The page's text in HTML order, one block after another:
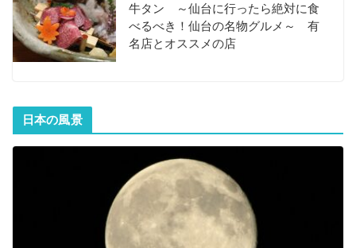
牛タン ～仙台に行ったら絶対に食
べるべき！仙台の名物グルメ～ 有
名店とオススメの店
日本の風景